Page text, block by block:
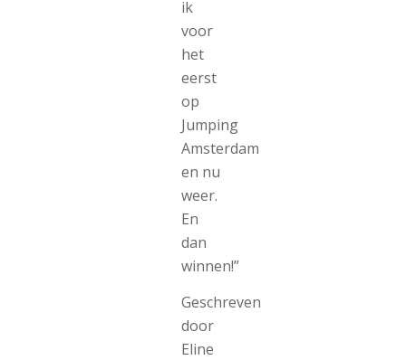
ik
voor
het
eerst
op
Jumping
Amsterdam
en nu
weer.
En
dan
winnen!”
Geschreven
door
Eline